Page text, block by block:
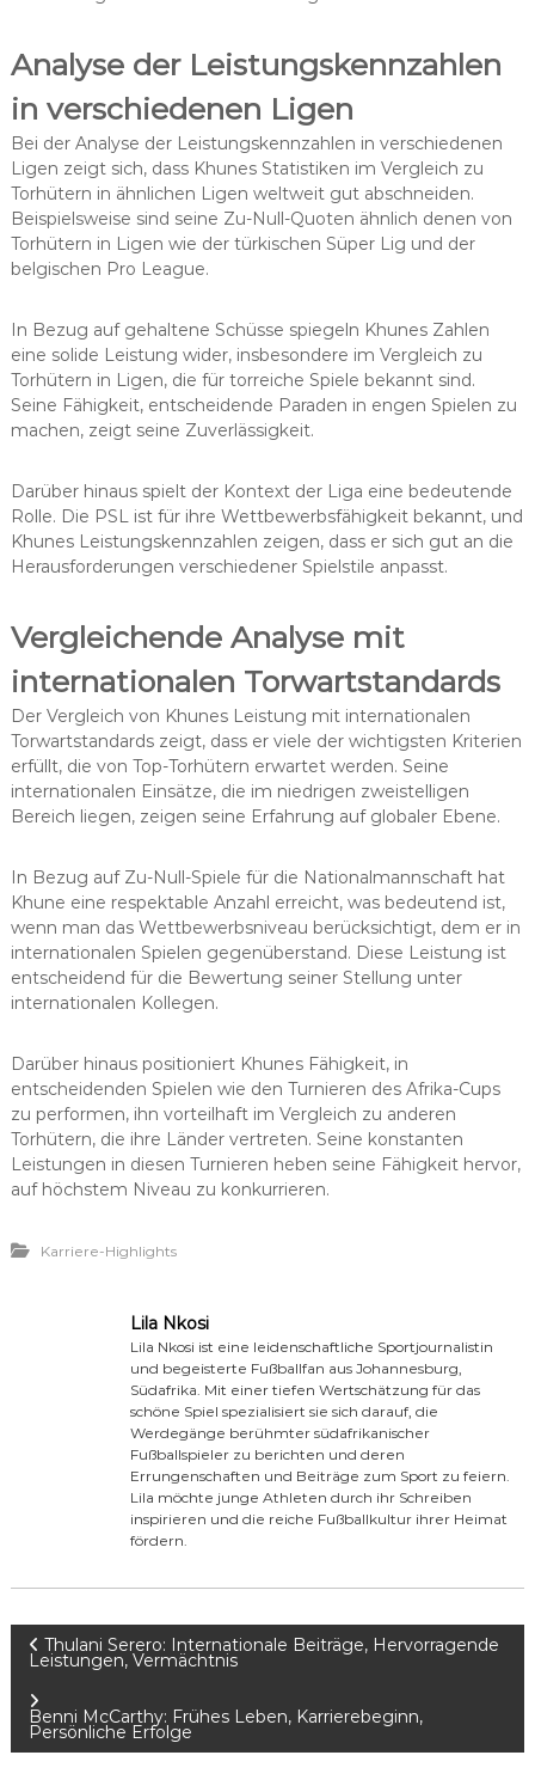
Analyse der Leistungskennzahlen
in verschiedenen Ligen
Bei der Analyse der Leistungskennzahlen in verschiedenen
Ligen zeigt sich, dass Khunes Statistiken im Vergleich zu
Torhütern in ähnlichen Ligen weltweit gut abschneiden.
Beispielsweise sind seine Zu-Null-Quoten ähnlich denen von
Torhütern in Ligen wie der türkischen Süper Lig und der
belgischen Pro League.
In Bezug auf gehaltene Schüsse spiegeln Khunes Zahlen
eine solide Leistung wider, insbesondere im Vergleich zu
Torhütern in Ligen, die für torreiche Spiele bekannt sind.
Seine Fähigkeit, entscheidende Paraden in engen Spielen zu
machen, zeigt seine Zuverlässigkeit.
Darüber hinaus spielt der Kontext der Liga eine bedeutende
Rolle. Die PSL ist für ihre Wettbewerbsfähigkeit bekannt, und
Khunes Leistungskennzahlen zeigen, dass er sich gut an die
Herausforderungen verschiedener Spielstile anpasst.
Vergleichende Analyse mit
internationalen Torwartstandards
Der Vergleich von Khunes Leistung mit internationalen
Torwartstandards zeigt, dass er viele der wichtigsten Kriterien
erfüllt, die von Top-Torhütern erwartet werden. Seine
internationalen Einsätze, die im niedrigen zweistelligen
Bereich liegen, zeigen seine Erfahrung auf globaler Ebene.
In Bezug auf Zu-Null-Spiele für die Nationalmannschaft hat
Khune eine respektable Anzahl erreicht, was bedeutend ist,
wenn man das Wettbewerbsniveau berücksichtigt, dem er in
internationalen Spielen gegenüberstand. Diese Leistung ist
entscheidend für die Bewertung seiner Stellung unter
internationalen Kollegen.
Darüber hinaus positioniert Khunes Fähigkeit, in
entscheidenden Spielen wie den Turnieren des Afrika-Cups
zu performen, ihn vorteilhaft im Vergleich zu anderen
Torhütern, die ihre Länder vertreten. Seine konstanten
Leistungen in diesen Turnieren heben seine Fähigkeit hervor,
auf höchstem Niveau zu konkurrieren.
Karriere-Highlights
Lila Nkosi
Lila Nkosi ist eine leidenschaftliche Sportjournalistin
und begeisterte Fußballfan aus Johannesburg,
Südafrika. Mit einer tiefen Wertschätzung für das
schöne Spiel spezialisiert sie sich darauf, die
Werdegänge berühmter südafrikanischer
Fußballspieler zu berichten und deren
Errungenschaften und Beiträge zum Sport zu feiern.
Lila möchte junge Athleten durch ihr Schreiben
inspirieren und die reiche Fußballkultur ihrer Heimat
fördern.
P
s
Thulani Serero: Internationale Beiträge, Hervorragende
Leistungen, Vermächtnis
Benni McCarthy: Frühes Leben, Karrierebeginn,
Persönliche Erfolge